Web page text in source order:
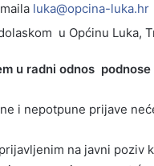
luka@opcina-luka.hr
u Općinu Luka,
u radni odnos
i nepotpune prijave
na javni